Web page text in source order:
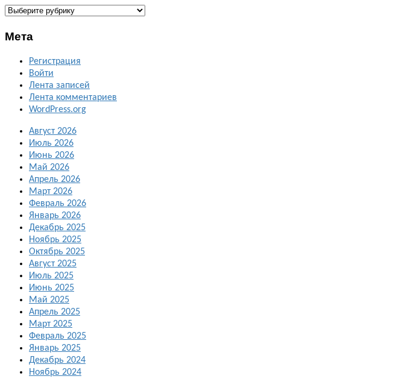
ГАЛЕРЕИ
Мета
Регистрация
Войти
Лента записей
Лента комментариев
WordPress.org
Август 2026
Июль 2026
Июнь 2026
Май 2026
Апрель 2026
Март 2026
Февраль 2026
Январь 2026
Декабрь 2025
Ноябрь 2025
Октябрь 2025
Август 2025
Июль 2025
Июнь 2025
Май 2025
Апрель 2025
Март 2025
Февраль 2025
Январь 2025
Декабрь 2024
Ноябрь 2024